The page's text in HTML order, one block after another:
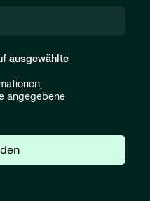
ausgewählte
angegebene